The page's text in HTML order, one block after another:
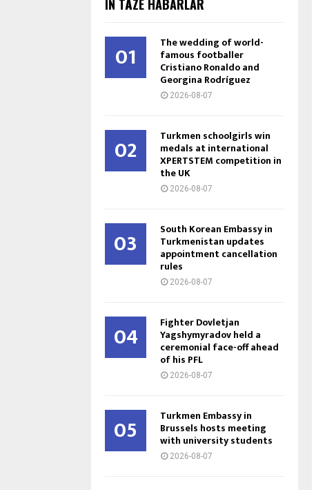
IŇ TÄZE HABARLAR
01 The wedding of world-
famous footballer
Cristiano Ronaldo and
Georgina Rodríguez
2026-08-07
02 Turkmen schoolgirls win
medals at international
XPERTSTEM competition in
the UK
2026-08-07
03 South Korean Embassy in
Turkmenistan updates
appointment cancellation
rules
2026-08-07
04 Fighter Dovletjan
Yagshymyradov held a
ceremonial face-off ahead
of his PFL
2026-08-07
05 Turkmen Embassy in
Brussels hosts meeting
with university students
2026-08-07